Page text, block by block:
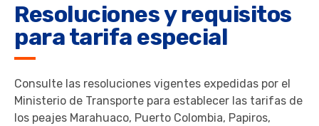
Resoluciones y requisitos
para tarifa especial
Consulte las resoluciones vigentes expedidas por el
Ministerio de Transporte para establecer las tarifas de
los peajes Marahuaco, Puerto Colombia, Papiros,